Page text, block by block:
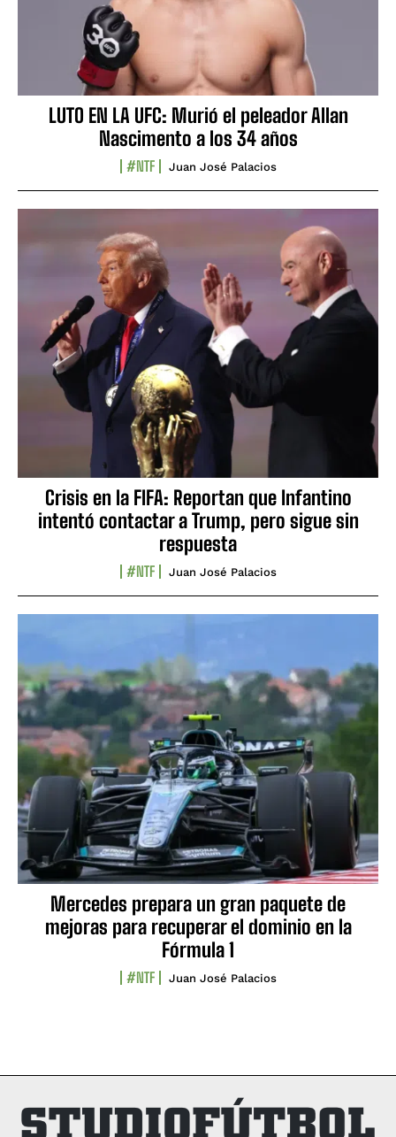
LUTO EN LA UFC: Murió el peleador Allan
Nascimento a los 34 años
#NTF Juan José Palacios
Crisis en la FIFA: Reportan que Infantino
intentó contactar a Trump, pero sigue sin
respuesta
#NTF Juan José Palacios
Mercedes prepara un gran paquete de
mejoras para recuperar el dominio en la
Fórmula 1
#NTF Juan José Palacios